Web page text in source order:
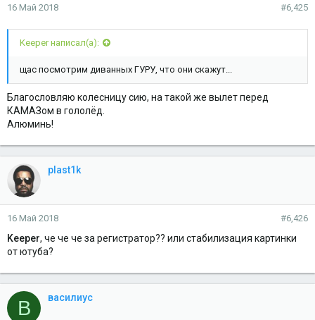
16 Май 2018 #6,425
Keeper написал(а):
щас посмотрим диванных ГУРУ, что они скажут...
Благословляю колесницу сию, на такой же вылет перед
КАМАЗом в гололёд.
Алюминь!
plast1k
16 Май 2018 #6,426
Keeper, че че че за регистратор?? или стабилизация картинки
от ютуба?
В василиус